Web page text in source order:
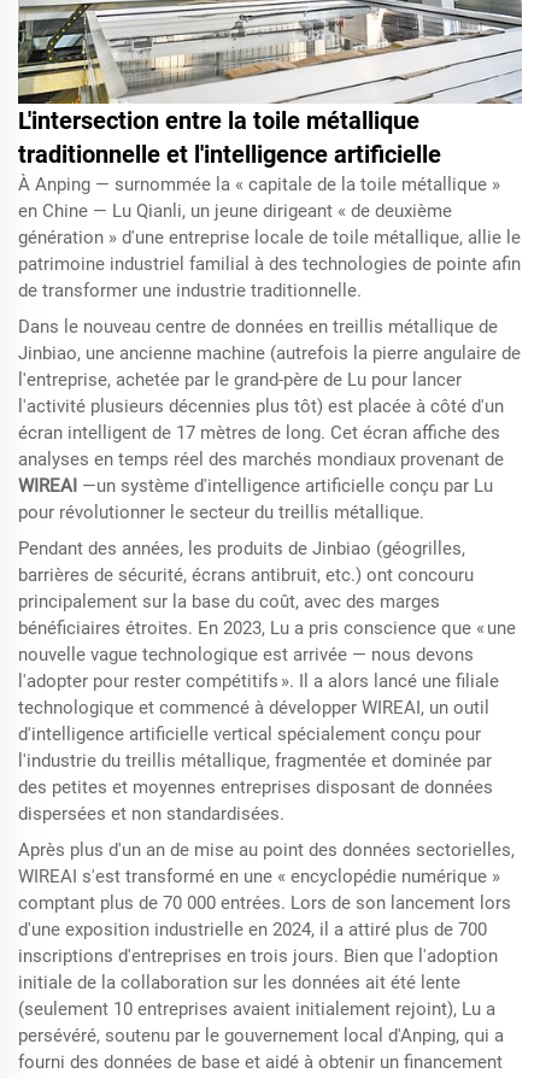
L'intersection entre la toile métallique
traditionnelle et l'intelligence artificielle
À Anping — surnommée la « capitale de la toile métallique »
en Chine — Lu Qianli, un jeune dirigeant « de deuxième
génération » d'une entreprise locale de toile métallique, allie le
patrimoine industriel familial à des technologies de pointe afin
de transformer une industrie traditionnelle.
Dans le nouveau centre de données en treillis métallique de
Jinbiao, une ancienne machine (autrefois la pierre angulaire de
l'entreprise, achetée par le grand-père de Lu pour lancer
l'activité plusieurs décennies plus tôt) est placée à côté d'un
écran intelligent de 17 mètres de long. Cet écran affiche des
analyses en temps réel des marchés mondiaux provenant de
WIREAI —un système d'intelligence artificielle conçu par Lu
pour révolutionner le secteur du treillis métallique.
Pendant des années, les produits de Jinbiao (géogrilles,
barrières de sécurité, écrans antibruit, etc.) ont concouru
principalement sur la base du coût, avec des marges
bénéficiaires étroites. En 2023, Lu a pris conscience que « une
nouvelle vague technologique est arrivée — nous devons
l'adopter pour rester compétitifs ». Il a alors lancé une filiale
technologique et commencé à développer WIREAI, un outil
d'intelligence artificielle vertical spécialement conçu pour
l'industrie du treillis métallique, fragmentée et dominée par
des petites et moyennes entreprises disposant de données
dispersées et non standardisées.
Après plus d'un an de mise au point des données sectorielles,
WIREAI s'est transformé en une « encyclopédie numérique »
comptant plus de 70 000 entrées. Lors de son lancement lors
d'une exposition industrielle en 2024, il a attiré plus de 700
inscriptions d'entreprises en trois jours. Bien que l'adoption
initiale de la collaboration sur les données ait été lente
(seulement 10 entreprises avaient initialement rejoint), Lu a
persévéré, soutenu par le gouvernement local d'Anping, qui a
fourni des données de base et aidé à obtenir un financement